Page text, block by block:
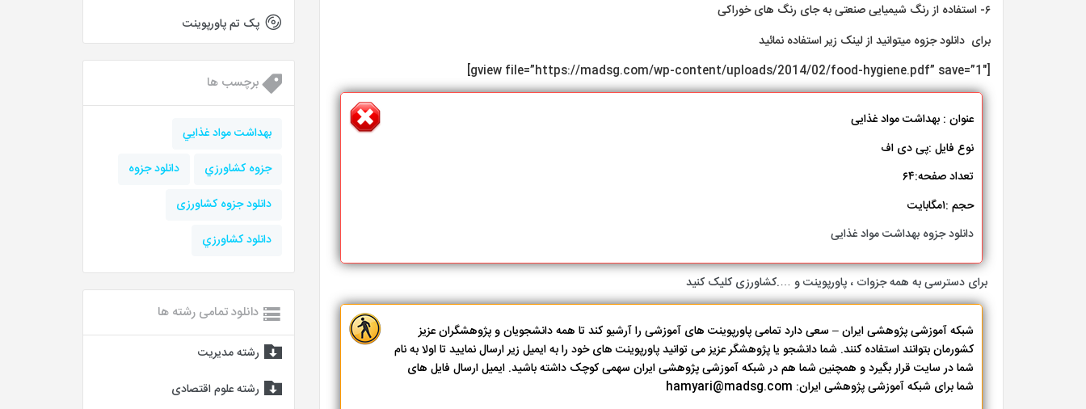
۶- استفاده از رنگ شیمیایی صنعتی به جای رنگ های خوراکی
برای دانلود جزوه میتوانید از لینک زیر استفاده نمائید
[gview file=”https://madsg.com/wp-content/uploads/2014/02/food-hygiene.pdf” save=”1″]
عنوان : بهداشت مواد غذایی
نوع فایل :پی دی اف
تعداد صفحه:۶۴
حجم :۱مگابایت
دانلود جزوه بهداشت مواد غذایی
برای دسترسی به همه جزوات ، پاورپوینت و ….کشاورزی کلیک کنید
شبکه آموزشی پژوهشی ایران – سعی دارد تمامی پاورپوینت های آموزشی را آرشیو کند تا همه دانشجویان و پژوهشگران عزیز
کشورمان بتوانند استفاده کنند. شما دانشجو یا پژوهشگر عزیز می توانید پاورپوینت های خود را به ایمیل زیر ارسال نمایید تا اولا به نام
شما در سایت قرار بگیرد و همچنین شما هم در شبکه آموزشی پژوهشی ایران سهمی کوچک داشته باشید. ایمیل ارسال فایل های
شما برای شبکه آموزشی پژوهشی ایران: hamyari@madsg.com
پک تم پاورپوینت
برچسب ها
بهداشت مواد غذايي
جزوه كشاورزي
دانلود جزوه
دانلود جزوه کشاورزی
دانلود كشاورزي
دانلود تمامی رشته ها
رشته مدیریت
رشته علوم اقتصادی